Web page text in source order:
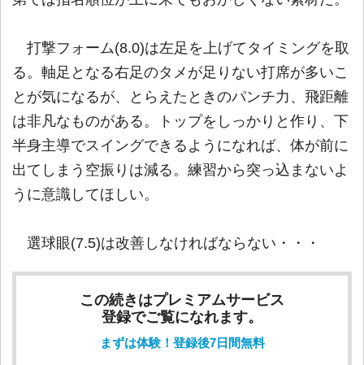
打撃フォーム(8.0)は左足を上げてタイミングを取
る。軸足となる右足のタメが足りない打席が多いこ
とが気になるが、とらえたときのパンチ力、飛距離
は非凡なものがある。トップをしっかりと作り、下
半身主導でスイングできるようになれば、体が前に
出てしまう空振りは減る。練習から突っ込まないよ
うに意識してほしい。
選球眼(7.5)は改善しなければならない・・・
この続きはプレミアムサービス
登録でご覧になれます。
まずは体験！登録後7日間無料